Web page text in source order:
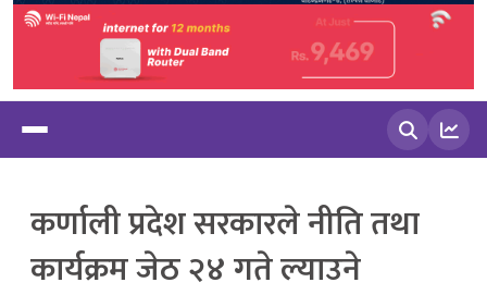
कर्णाली प्रदेश सरकारले नीति तथा
कार्यक्रम जेठ २४ गते ल्याउने